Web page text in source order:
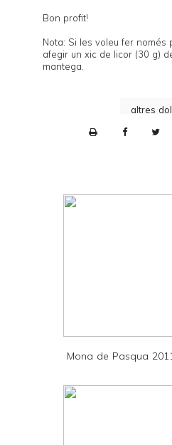
Bon profit!
Nota: Si les voleu fer només
afegir un xic de licor (30 g)
mantega.
altres
n
d
Mona de Pasqua